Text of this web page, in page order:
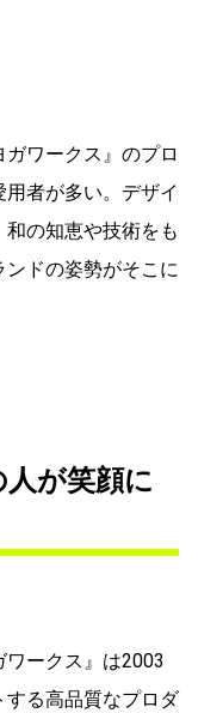
ワークス』のプロ
者が多い。デザイ
の知恵や技術をも
ドの姿勢がそこに
が笑顔に
ークス』は2003
る高品質なプロダ